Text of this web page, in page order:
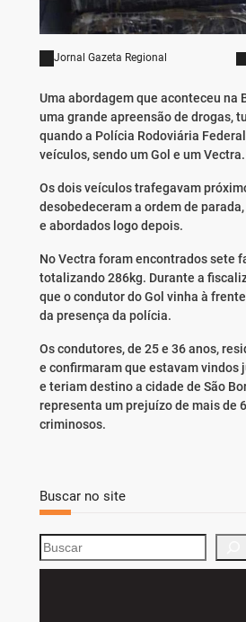
Jornal Gazeta Regional
Uma abordagem que aconteceu na
uma grande apreensão de drogas,
quando a Polícia Rodoviária
veículos, sendo um Gol e um Vectra.
Os dois veículos trafegavam
desobedeceram a ordem de
e abordados logo depois.
No Vectra foram encontrados sete
totalizando 286kg. Durante a
que o condutor do Gol vinha à
da presença da polícia.
Os condutores, de 25 e 36 anos,
e confirmaram que estavam vindos
e teriam destino a cidade de São
representa um prejuízo de mais de
criminosos.
Buscar no site
S
e